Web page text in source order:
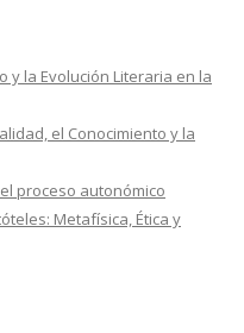
y la Evolución Literaria en la
el Conocimiento y la
proceso autonómico
Metafísica, Ética y